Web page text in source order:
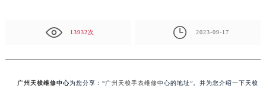
13932次 2023-09-17
广州天梭维修中心为您分享：“广州天梭手表维修中心的地址”。并为您介绍一下天梭